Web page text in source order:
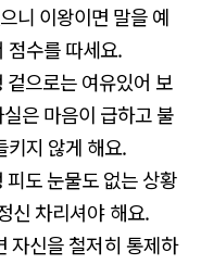
니 이왕이면 말을 예
점수를 따세요.
으로는 여유있어 보
은 마음이 급하고 불
키지 않게 해요.
도 눈물도 없는 상황
신 차리셔야 해요.
자신을 철저히 통제하